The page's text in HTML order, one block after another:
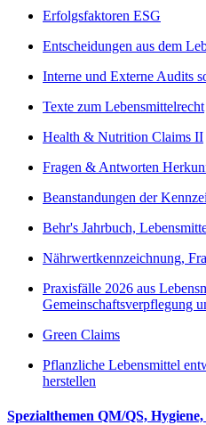
Erfolgsfaktoren ESG
Entscheidungen aus dem
Interne und Externe Audits
Texte zum Lebensmittelrecht
Health & Nutrition Claims II
Fragen & Antworten
Beanstandungen der
Behr's Jahrbuch,
Nährwertkennzeichnung,
Praxisfälle 2026 aus
Gemeinschaftsverpflegung
Green Claims
Pflanzliche Lebensmittel
herstellen
Spezialthemen QM/QS,